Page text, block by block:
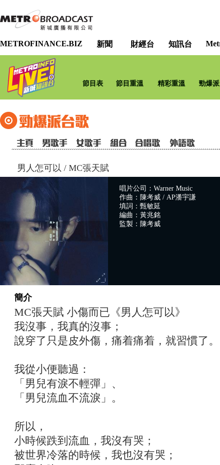
METROFINANCE.BIZ 新聞 財經台 知訊台
節目表 節目重溫 精彩重溫 勁爆
男人怎可以 / MC張天賦
唱片公司：Warner Music
作曲：陳考威 / AP潘宇謙
填詞：甄敏延
編曲：黃兆銘
監製：陳考威
簡介
MC張天賦 小傷而已《男人怎可以》
我沒事，我真的沒事；
說穿了只是皮外傷，痛着痛着，就習慣了。
我從小便聽過：
「男兒有淚不輕彈」、
「男兒流血不流淚」。
所以，
小時候跌到流血，我沒有哭；
被世界冷落的時候，我也沒有哭；